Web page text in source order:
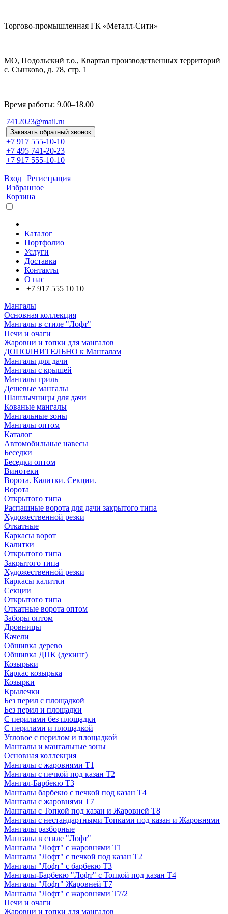
Торгово-промышленная ГК «Металл-Сити»
МО, Подольский г.о., Квартал производственных территорий
с. Сынково, д. 78, стр. 1
Время работы: 9.00–18.00
7412023@mail.ru
Заказать обратный звонок
+7 917 555-10-10
+7 495 741-20-23
+7 917 555-10-10
Вход | Регистрация
Избранное
Корзина
Каталог
Портфолио
Услуги
Доставка
Контакты
О нас
+7 917 555 10 10
Мангалы
Основная коллекция
Мангалы в стиле "Лофт"
Печи и очаги
Жаровни и топки для мангалов
ДОПОЛНИТЕЛЬНО к Мангалам
Мангалы для дачи
Мангалы с крышей
Мангалы гриль
Дешевые мангалы
Шашлычницы для дачи
Кованые мангалы
Мангальные зоны
Мангалы оптом
Каталог
Автомобильные навесы
Беседки
Беседки оптом
Винотеки
Ворота. Калитки. Секции.
Ворота
Открытого типа
Распашные ворота для дачи закрытого типа
Художественной резки
Откатные
Каркасы ворот
Калитки
Открытого типа
Закрытого типа
Художественной резки
Каркасы калитки
Секции
Открытого типа
Откатные ворота оптом
Заборы оптом
Дровницы
Качели
Обшивка дерево
Обшивка ДПК (декинг)
Козырьки
Каркас козырька
Козырки
Крылечки
Без перил с площадкой
Без перил и площадки
С перилами без площадки
С перилами и площадкой
Угловое с перилом и площадкой
Мангалы и мангальные зоны
Основная коллекция
Мангалы с жаровнями Т1
Мангалы с печкой под казан Т2
Мангал-Барбекю Т3
Мангалы барбекю с печкой под казан Т4
Мангалы с жаровнями Т7
Мангалы с Топкой под казан и Жаровней Т8
Мангалы с нестандартными Топками под казан и Жаровнями
Мангалы разборные
Мангалы в стиле "Лофт"
Мангалы "Лофт" с жаровнями Т1
Мангалы "Лофт" с печкой под казан Т2
Мангалы "Лофт" с барбекю Т3
Мангалы-Барбекю "Лофт" с Топкой под казан Т4
Мангалы "Лофт" Жаровней Т7
Мангалы "Лофт" с жаровнями Т7/2
Печи и очаги
Жаровни и топки для мангалов